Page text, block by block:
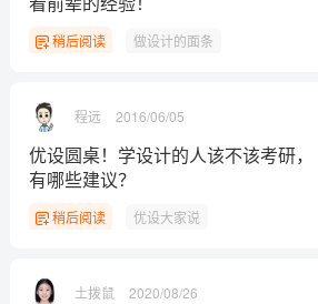
稍后阅读 做设计的面条
程远 2016/06/05
优设圆桌！学设计的人该不该考研，
有哪些建议？
稍后阅读 优设大家说
土拨鼠 2020/08/26